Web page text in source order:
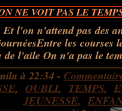
NE VOIT PAS LE
l'on n'attend pas des
les courses
de l'aile On n'a pas le
à 22:34 -
, OUBLI, TEMPS,
JEUNESSE,